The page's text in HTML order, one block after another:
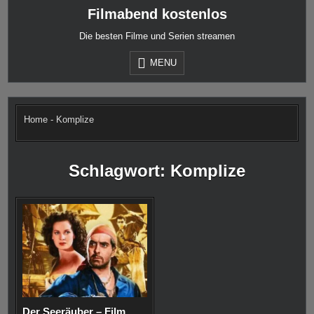
Filmabend kostenlos
Die besten Filme und Serien streamen
MENU
Home - Komplize
Schlagwort: Komplize